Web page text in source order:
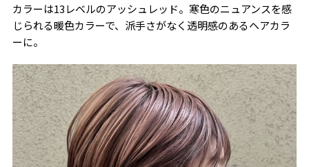
カラーは13レベルのアッシュレッド。寒色のニュアンスを感
じられる暖色カラーで、派手さがなく透明感のあるヘアカラ
ーに。